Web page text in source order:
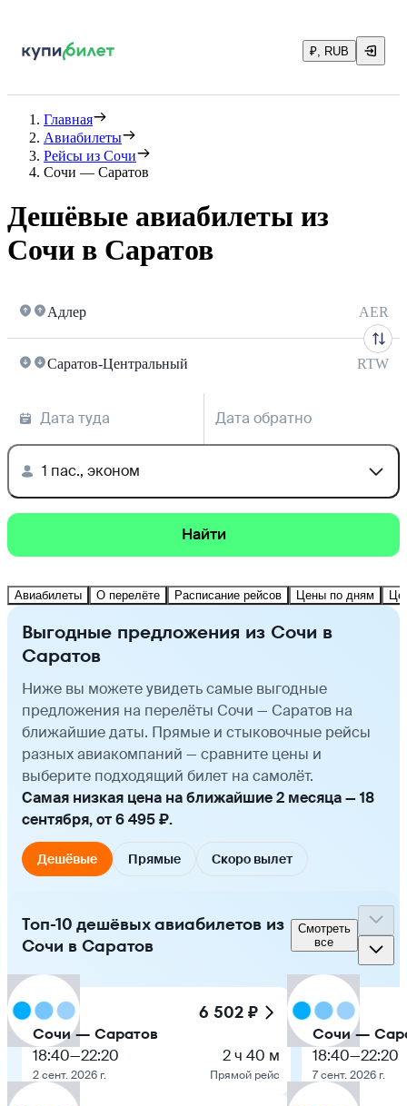
₽, RUB
Главная
Авиабилеты
Рейсы из Сочи
Сочи — Саратов
Дешёвые авиабилеты из
Сочи в Саратов
Адлер AER
Саратов-Центральный RTW
Дата туда Дата обратно
1 пас., эконом
Найти
Авиабилеты О перелёте Расписание рейсов Цены по дням
Выгодные предложения из Сочи в
Саратов
Ниже вы можете увидеть самые выгодные
предложения на перелёты Сочи — Саратов на
ближайшие даты. Прямые и стыковочные рейсы
разных авиакомпаний — сравните цены и
выберите подходящий билет на самолёт.
Самая низкая цена на ближайшие 2 месяца — 18
сентября, от 6 495 ₽.
Дешёвые Прямые Скоро вылет
Топ-10 дешёвых авиабилетов из
Сочи в Саратов
Смотреть
все
6 502 ₽
Сочи — Саратов
18:40—22:20
2 сент. 2026 г.
2 ч 40 м
Прямой рейс
Сочи —
18:40—22:20
7 сент. 2026 г.